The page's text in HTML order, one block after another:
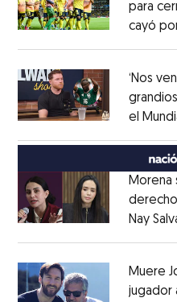
para
cayó
‘Nos
el
México
Morena
Nay
Muere
jugador